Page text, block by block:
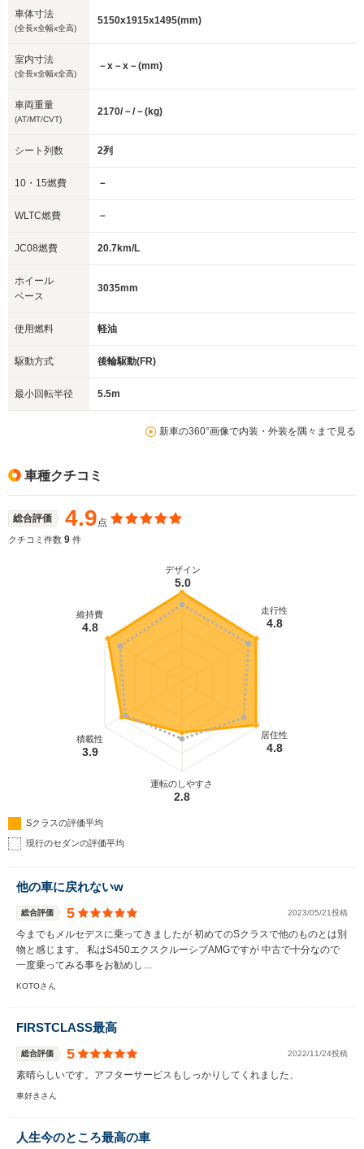
車体寸法
(全長x全幅x全高)
5150x1915x1495(mm)
室内寸法
(全長x全幅x全高)
－x－x－(mm)
車両重量
(AT/MT/CVT)
2170/－/－(kg)
シート列数 2列
10・15燃費 －
WLTC燃費 －
JC08燃費 20.7km/L
ホイール
ベース
3035mm
使用燃料 軽油
駆動方式 後輪駆動(FR)
最小回転半径 5.5m
新車の360°画像で内装・外装を隅々まで見る
車種クチコミ
総合評価 4.9点
クチコミ件数 9 件
デザイン
5.0
走行性
4.8
居住性
4.8
運転のしやすさ
2.8
積載性
3.9
維持費
4.8
Sクラスの評価平均
現行のセダンの評価平均
他の車に戻れないw
総合評価 5 2023/05/21投稿
今までもメルセデスに乗ってきましたが 初めてのSクラスで他のものとは別
物と感じます。 私はS450エクスクルーシブAMGですが 中古で十分なので
一度乗ってみる事をお勧めし…
KOTOさん
FIRSTCLASS最高
総合評価 5 2022/11/24投稿
素晴らしいです。アフターサービスもしっかりしてくれました、
車好きさん
人生今のところ最高の車